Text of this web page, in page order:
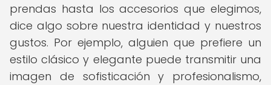
prendas hasta los accesorios que elegimos,
dice algo sobre nuestra identidad y nuestros
gustos. Por ejemplo, alguien que prefiere un
estilo clásico y elegante puede transmitir una
imagen de sofisticación y profesionalismo,